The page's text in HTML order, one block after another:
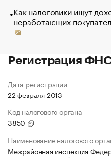
Как налоговики ищут
неработающих
Регистрация
Дата регистрации
22 февраля 2013
Код налогового органа
3850
Наименование налогового
Межрайонная инспекция